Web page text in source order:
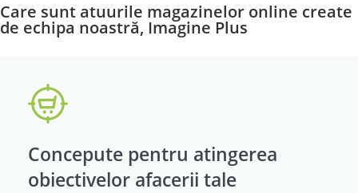
Care sunt atuurile magazinelor online create
de echipa noastră, Imagine Plus
Concepute pentru atingerea
obiectivelor afacerii tale